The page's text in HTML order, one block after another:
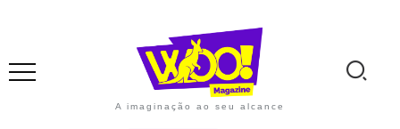
A imaginação ao seu alcance